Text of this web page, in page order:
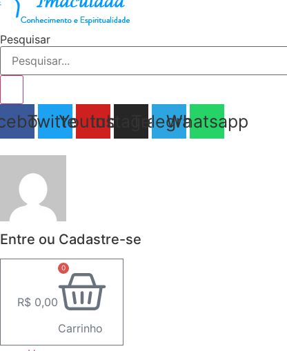
Pesquisar
TwitterYoutubeInstagramTelegram
Whatsapp
Entre ou Cadastre-se
R$ 0,00
0
Carrinho